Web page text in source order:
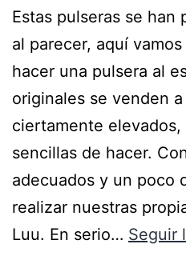
Estas pulseras se han
al parecer, aquí
hacer una pulsera al
originales se venden
ciertamente
sencillas de hacer.
adecuados y un poco
realizar nuestras
Luu. En serio… Seguir